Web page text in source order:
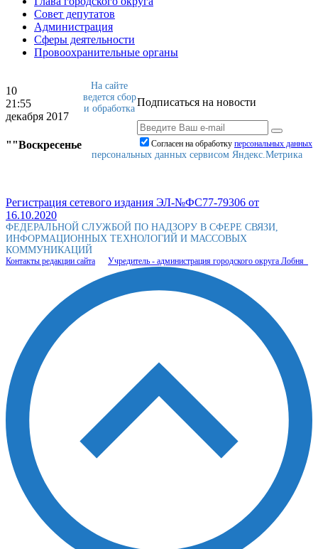
Совет депутатов
Администрация
Сферы деятельности
Провоохранительные органы
10
21:55
декабря 2017
""Воскресенье
Подписаться на новости
Согласен на обработку персональныx данных
На сайте
ведется сбор
и обработка
персональных данных сервисом Яндекс.Метрика
Регистрация сетевого издания ЭЛ-№ФС77-79306 от
16.10.2020
ФЕДЕРАЛЬНОЙ СЛУЖБОЙ ПО НАДЗОРУ В СФЕРЕ СВЯЗИ,
ИНФОРМАЦИОННЫХ ТЕХНОЛОГИЙ И МАССОВЫХ
КОММУНИКАЦИЙ
Контакты редакции сайта Учредитель - администрация городского округа Лобня